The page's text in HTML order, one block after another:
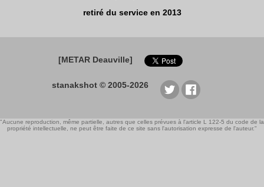
retiré du service en 2013
[METAR Deauville]
stanakshot © 2005-2026
"Aucune reproduction, même partielle, autres que celles prévues à l'article L 122-5 du code de la
propriété intellectuelle, ne peut être faite de ce site sans l'autorisation expresse de l'auteur."